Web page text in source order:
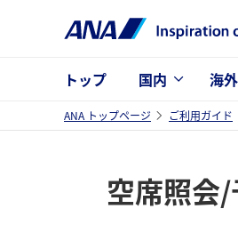
トップ 国内 海外
ANA トップページ ご利用ガイド
空席照会